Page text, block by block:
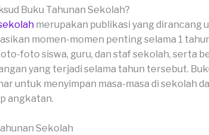
Buku Tahunan Sekolah?
merupakan publikasi yang dirancang
momen-momen penting selama 1
foto siswa, guru, dan staf sekolah, serta
yang terjadi selama tahun tersebut.
untuk menyimpan masa-masa di sekolah
angkatan.
Sekolah